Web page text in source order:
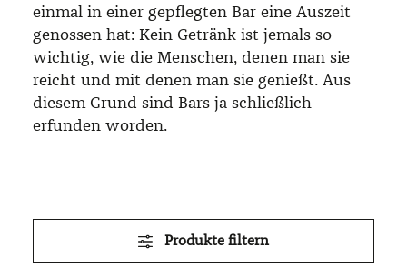
einmal in einer gepflegten Bar eine Auszeit
genossen hat: Kein Getränk ist jemals so
wichtig, wie die Menschen, denen man sie
reicht und mit denen man sie genießt. Aus
diesem Grund sind Bars ja schließlich
erfunden worden.
Produkte filtern